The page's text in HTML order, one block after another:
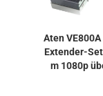
Aten VE800A
Extender-
m 1080p